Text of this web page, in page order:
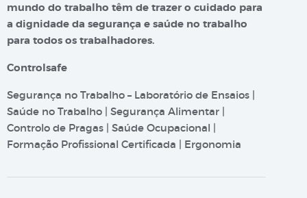
mundo do trabalho têm de trazer o cuidado para
a dignidade da segurança e saúde no trabalho
para todos os trabalhadores.
Controlsafe
Segurança no Trabalho – Laboratório de Ensaios |
Saúde no Trabalho | Segurança Alimentar |
Controlo de Pragas | Saúde Ocupacional |
Formação Profissional Certificada | Ergonomia